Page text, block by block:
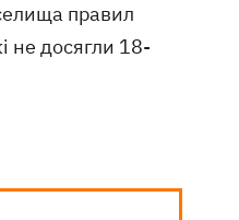
правил
не досягли 18-